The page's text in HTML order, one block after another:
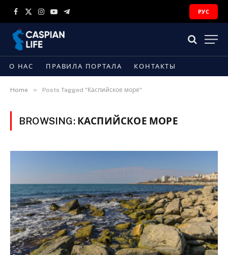
Facebook
X
Instagram
YouTubeTelegram
РУС
О НАС ПРАВИЛА ПОРТАЛА КОНТАКТЫ
Home » Posts Tagged "Каспийское море"
BROWSING: КАСПИЙСКОЕ МОРЕ